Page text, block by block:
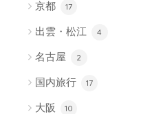
京都 17
出雲・松江 4
名古屋 2
国内旅行 17
大阪 10